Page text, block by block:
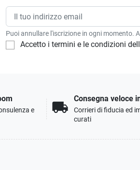
Puoi annullare l'iscrizione in ogni momento.
Accetto i termini e le condizioni
e
local_shipping
Consegna veloce
Corrieri di fiducia ed
curati